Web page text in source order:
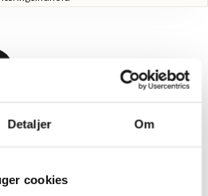
Detaljer Om
cookies